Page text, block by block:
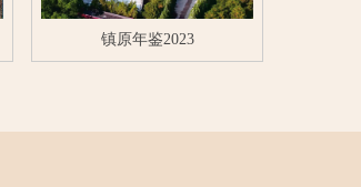
镇原年鉴2023